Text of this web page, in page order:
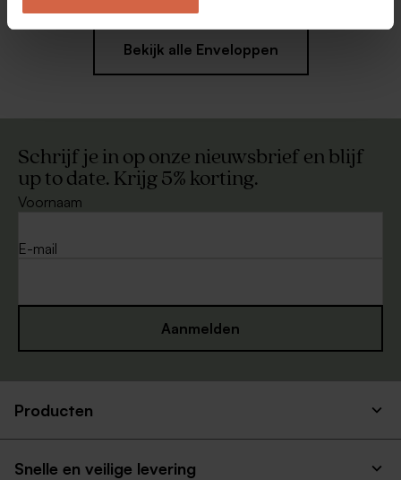
Bekijk alle Enveloppen
Schrijf je in op onze nieuwsbrief en blijf
up to date. Krijg 5% korting.
Voornaam
E-mail
Aanmelden
Producten
Snelle en veilige levering